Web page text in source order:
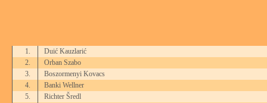
1. Duić Kauzlarić
2.
Orban Szabo
3.
Boszormenyi Kovacs
4.
Banki Wellner
5.
Richter Šredl